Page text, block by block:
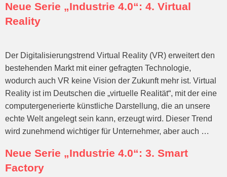
Neue Serie „Industrie 4.0“: 4. Virtual
Reality
Der Digitalisierungstrend Virtual Reality (VR) erweitert den
bestehenden Markt mit einer gefragten Technologie,
wodurch auch VR keine Vision der Zukunft mehr ist. Virtual
Reality ist im Deutschen die „virtuelle Realität“, mit der eine
computergenerierte künstliche Darstellung, die an unsere
echte Welt angelegt sein kann, erzeugt wird. Dieser Trend
wird zunehmend wichtiger für Unternehmer, aber auch …
Neue Serie „Industrie 4.0“: 3. Smart
Factory